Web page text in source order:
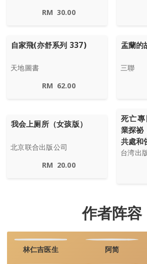
RM 30.00
自家飛(亦舒系列 337)
天地圖書
RM 62.00
盂蘭的
三聯
我会上厕所（女孩版）
北京联合出版公司
RM 20.00
死亡
業探祕
共處和
台湾出
作者阵容
林仁吉医生 阿简